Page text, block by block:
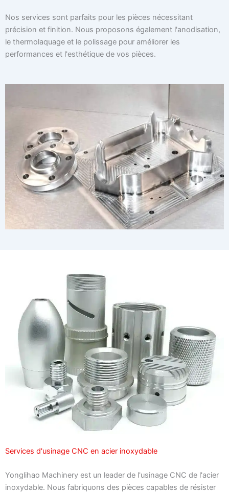
Nos services sont parfaits pour les pièces nécessitant
précision et finition. Nous proposons également l'anodisation,
le thermolaquage et le polissage pour améliorer les
performances et l'esthétique de vos pièces.
Services d'usinage CNC en acier inoxydable
Yonglihao Machinery est un leader de l'usinage CNC de l'acier
inoxydable. Nous fabriquons des pièces capables de résister